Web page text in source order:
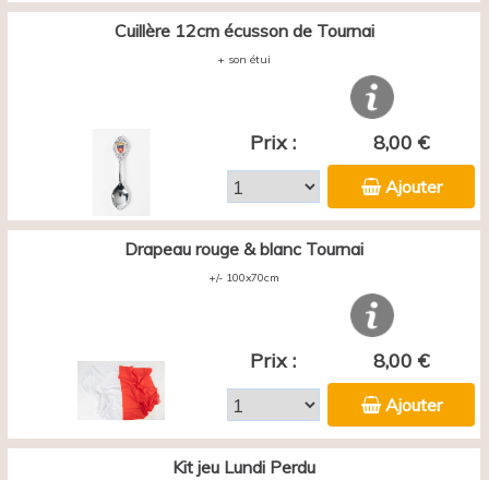
Cuillère 12cm écusson de Tournai
+ son étui
Prix : 8,00 €
Ajouter
Drapeau rouge & blanc Tournai
+/- 100x70cm
Prix : 8,00 €
Ajouter
Kit jeu Lundi Perdu